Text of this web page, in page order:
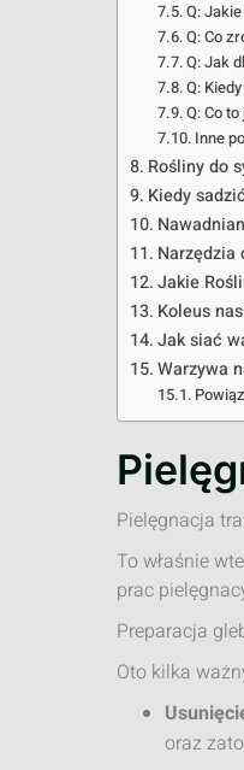
Q:
Q: Co
Q: Jak
Q:
Q: Co
Inne
Rośliny do
Kiedy
Narzędzia
Jakie
Koleus
Jak siać
Warzywa
Pielęgnacja
To właśnie
prac
Preparacja
Oto kilka
oraz